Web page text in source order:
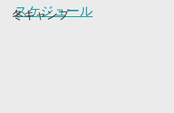
冬キャンプ
スケジュール